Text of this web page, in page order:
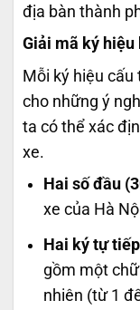
địa bàn thành
Giải mã ký hiệu
Mỗi ký hiệu
cho những ý
ta có thể xác
xe.
Hai số đầu
xe của Hà
Hai ký tự
gồm một
nhiên (từ 1